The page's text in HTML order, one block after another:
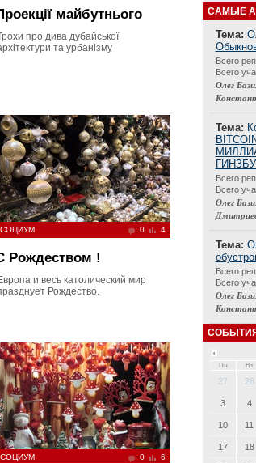
Connect
майбутнього
про дива дубайської
та урбанізму
СОЦИУМ 0 4
Рождеством !
и весь католический мир
Рождество.
СОЦИУМ 0 6
САМЫЕ
Тема:
Всего
Всего
Олег
Тема:
Всего
Всего
Олег
Тема:
Всего
Всего
Олег
СОБЫТИЯ
Пн Вт
27 28
3 4
10 11
17 18